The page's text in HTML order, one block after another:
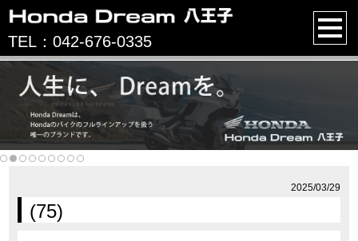
TEL：042-676-0335
2025/03/29
(75)